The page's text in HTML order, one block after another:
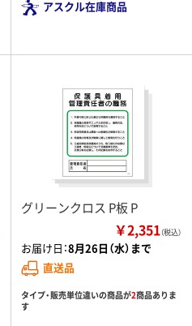
アスクル在庫商品
グリーンクロス P板 P
￥2,351（税込）
お届け日：8月26日（水）まで
直送品
タイプ・販売単位違いの商品が2商品ありま
す